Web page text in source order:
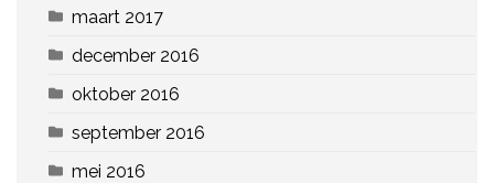
maart 2017
december 2016
oktober 2016
september 2016
mei 2016